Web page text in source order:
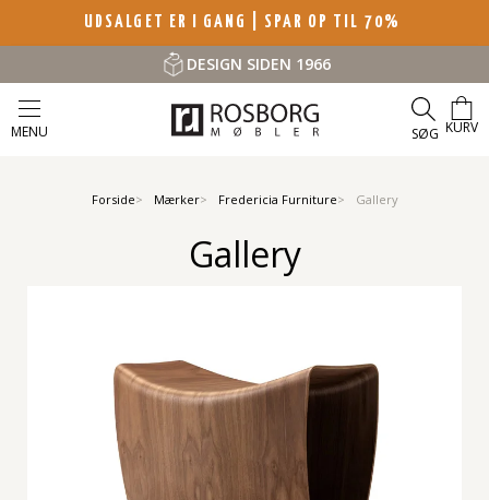
UDSALGET ER I GANG | SPAR OP TIL 70%
DESIGN SIDEN 1966
MENU SØG KURV
Forside Mærker Fredericia Furniture Gallery
Gallery